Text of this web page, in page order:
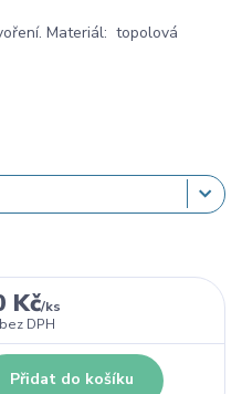
Materiál: topolová
Kč/ks
bez DPH
Přidat do košíku